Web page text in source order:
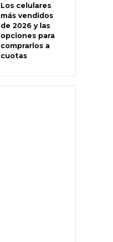
Los celulares
más vendidos
de 2026 y las
opciones para
comprarlos a
cuotas